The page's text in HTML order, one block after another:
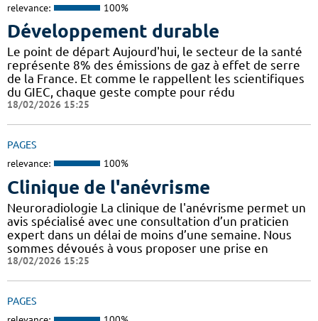
relevance: 100%
Développement durable
Le point de départ Aujourd'hui, le secteur de la santé
représente 8% des émissions de gaz à effet de serre
de la France. Et comme le rappellent les scientifiques
du GIEC, chaque geste compte pour rédu
18/02/2026 15:25
PAGES
relevance: 100%
Clinique de l'anévrisme
Neuroradiologie La clinique de l'anévrisme permet un
avis spécialisé avec une consultation d’un praticien
expert dans un délai de moins d’une semaine. Nous
sommes dévoués à vous proposer une prise en
18/02/2026 15:25
PAGES